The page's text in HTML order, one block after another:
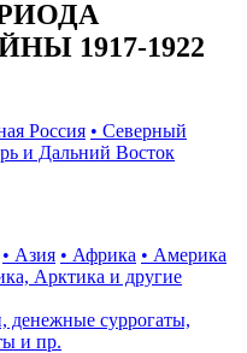
1917-1922
Россия • Северный
и Дальний Восток
• Азия • Африка • Америка
Арктика и другие
денежные суррогаты,
и пр.